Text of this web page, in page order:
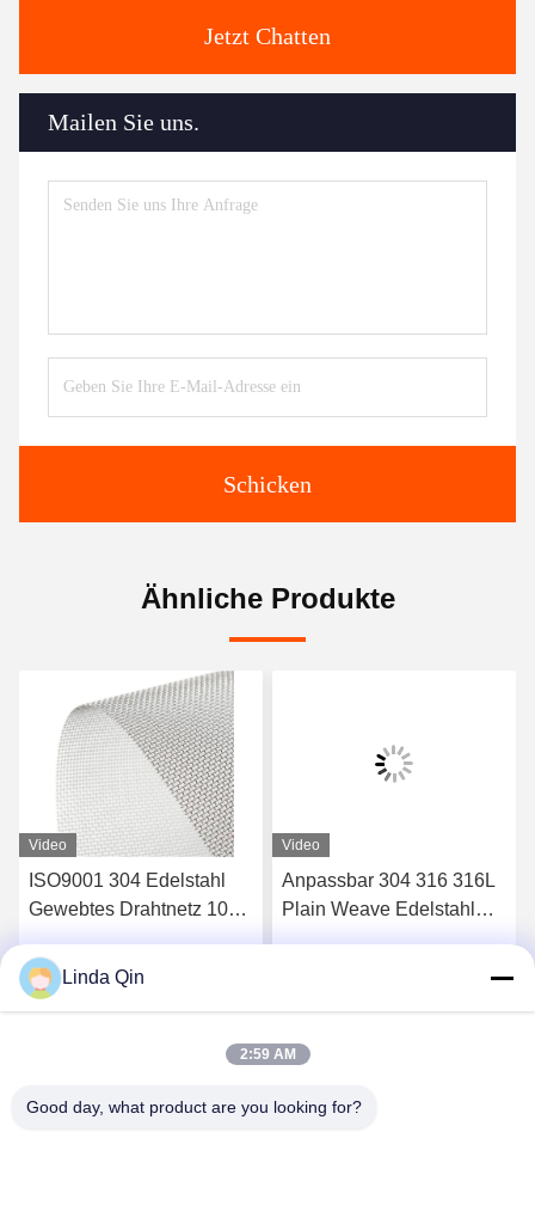
Jetzt Chatten
Mailen Sie uns.
Schicken
Ähnliche Produkte
Edelstahl
100
Chatten
Anpassbar 304 316 316L
Plain Weave Edelstahl
20-400
Edelstahl
Linda Qin
2:59 AM
Good day, what product are you looking for?